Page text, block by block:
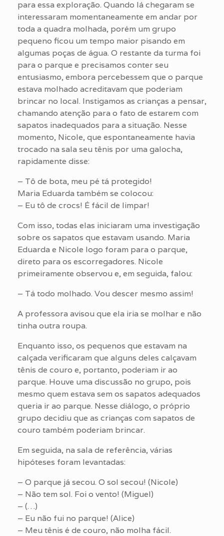
para essa exploração. Quando lá chegaram se
interessaram momentaneamente em andar por
toda a quadra molhada, porém um grupo
pequeno ficou um tempo maior pisando em
algumas poças de água. O restante da turma foi
para o parque e precisamos conter seu
entusiasmo, embora percebessem que o parque
estava molhado acreditavam que poderiam
brincar no local. Instigamos as crianças a pensar,
chamando atenção para o fato de estarem com
sapatos inadequados para a situação. Nesse
momento, Nicole, que espontaneamente havia
trocado na sala seu tênis por uma galocha,
rapidamente disse:
– Tô de bota, meu pé tá protegido!
Maria Eduarda também se colocou:
– Eu tô de crocs! É fácil de limpar!
Com isso, todas elas iniciaram uma investigação
sobre os sapatos que estavam usando. Maria
Eduarda e Nicole logo foram para o parque,
direto para os escorregadores. Nicole
primeiramente observou e, em seguida, falou:
– Tá todo molhado. Vou descer mesmo assim!
A professora avisou que ela iria se molhar e não
tinha outra roupa.
Enquanto isso, os pequenos que estavam na
calçada verificaram que alguns deles calçavam
tênis de couro e, portanto, poderiam ir ao
parque. Houve uma discussão no grupo, pois
mesmo quem estava sem os sapatos adequados
queria ir ao parque. Nesse diálogo, o próprio
grupo decidiu que as crianças com sapatos de
couro também poderiam brincar.
Em seguida, na sala de referência, várias
hipóteses foram levantadas:
– O parque já secou. O sol secou! (Nicole)
– Não tem sol. Foi o vento! (Miguel)
– (…)
– Eu não fui no parque! (Alice)
– Meu tênis é de couro, não molha fácil.